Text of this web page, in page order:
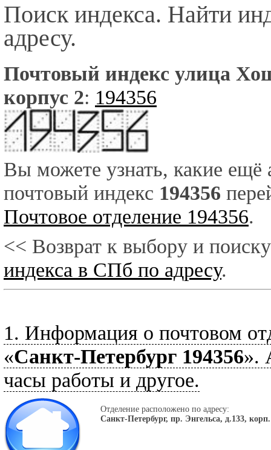
Поиск индекса. Найти
адресу.
Почтовый индекс улица
корпус 2: 194356
Вы можете узнать, какие ещё
почтовый индекс 194356
Почтовое отделение 194356.
<< Возврат к выбору и
индекса в СПб по адресу.
1. Информация о почтовом
«Санкт-Петербург 194356».
часы работы и другое.
Отделение расположено по адресу:
Санкт-Петербург, пр. Энгельса, д.133,